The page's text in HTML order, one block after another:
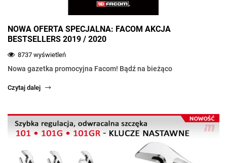
NOWA OFERTA SPECJALNA: FACOM AKCJA
BESTSELLERS 2019 / 2020
8737 wyświetleń
Nowa gazetka promocyjna Facom! Bądź na bieżąco
Czytaj dalej